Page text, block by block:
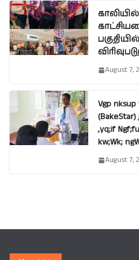
August 7,
Vgp nksup
(BakeStar)
,yq;if
kw;Wk;
August 7,